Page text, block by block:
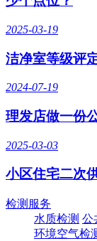
2025-03-19
洁净室等级评
2024-07-19
理发店做一份
2025-03-03
小区住宅二次
检测服务
水质检测 公
环境空气检